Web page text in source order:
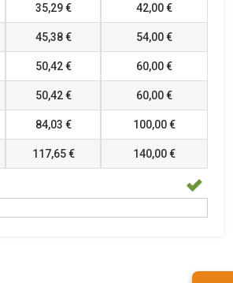
35,29 € 42,00 €
45,38 € 54,00 €
50,42 € 60,00 €
50,42 € 60,00 €
84,03 € 100,00 €
117,65 € 140,00 €